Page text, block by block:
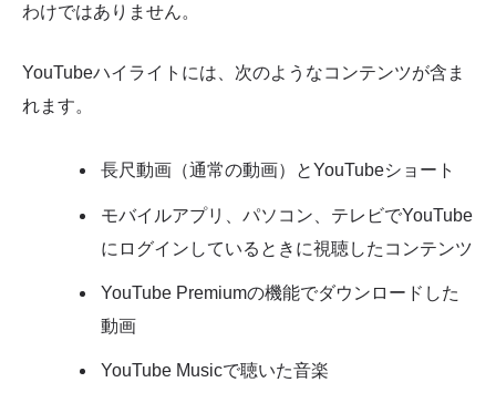
わけではありません。
YouTubeハイライトには、次のようなコンテンツが含ま
れます。
長尺動画（通常の動画）とYouTubeショート
モバイルアプリ、パソコン、テレビでYouTube
にログインしているときに視聴したコンテンツ
YouTube Premiumの機能でダウンロードした
動画
YouTube Musicで聴いた音楽